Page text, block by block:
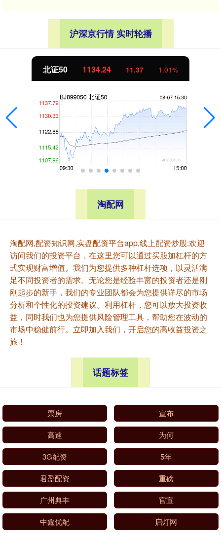
沪深京行情 实时轮播
北证50 1134.24 11.37 1.01%
淘配网
淘配网,配资知识网,实盘配资平台app,线上配资炒股:欢迎
访问我们的投资平台，在这里您可以通过买股加杠杆的方
式实现财富增值。我们为您提供多种杠杆选项，以灵活满
足不同投资者的需求。无论您是经验丰富的投资者还是刚
刚起步的新手，我们的专业团队都会为您提供详尽的市场
分析和个性化的投资建议。利用杠杆，您可以放大投资收
益，同时我们也为您提供风险管理工具，帮助您在波动的
市场中稳健前行。立即加入我们，开启您的高收益投资之
旅！
话题标签
票房 宣布
高速 为何
3G配资 5年
君盈配资 重磅
广州典丰 官宣
中鑫优配 启灯网